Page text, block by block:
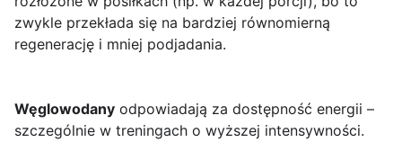
zwykle przekłada się na bardziej równomierną
regenerację i mniej podjadania.
Węglowodany odpowiadają za dostępność energii –
szczególnie w treningach o wyższej intensywności.